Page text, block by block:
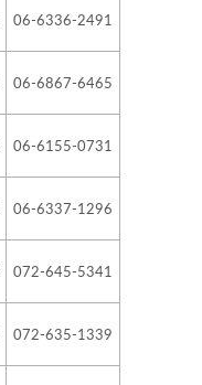
06-6336-2491
06-6867-6465
06-6155-0731
06-6337-1296
072-645-5341
072-635-1339